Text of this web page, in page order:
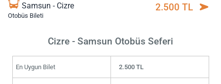
Samsun - Cizre
Otobüs Bileti
2.500 TL
Cizre - Samsun Otobüs Seferi
En Uygun Bilet 2.500 TL